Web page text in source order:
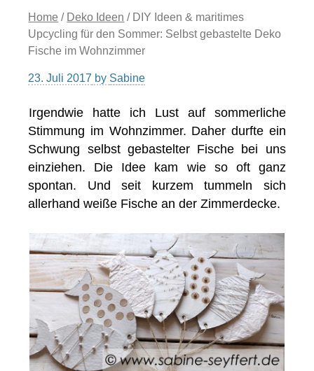
Home / Deko Ideen / DIY Ideen & maritimes
Upcycling für den Sommer: Selbst gebastelte Deko
Fische im Wohnzimmer
23. Juli 2017 by Sabine
Irgendwie hatte ich Lust auf sommerliche
Stimmung im Wohnzimmer. Daher durfte ein
Schwung selbst gebastelter Fische bei uns
einziehen. Die Idee kam wie so oft ganz
spontan. Und seit kurzem tummeln sich
allerhand weiße Fische an der Zimmerdecke.